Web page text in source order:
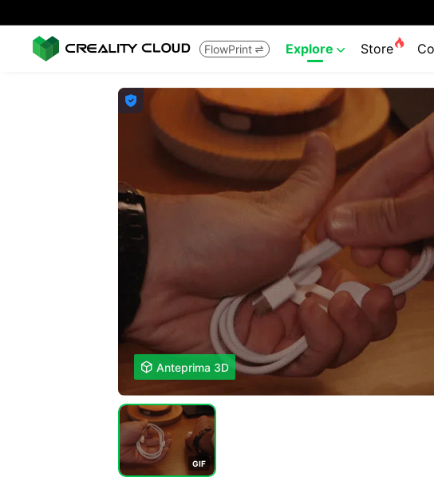
FlowPrint  Explore  Store

 Anteprima 3D
GIF